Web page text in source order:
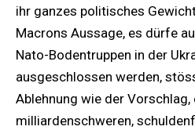
ihr ganzes politisches
Macrons Aussage, es dürfe
Nato-Bodentruppen in der
ausgeschlossen werden,
Ablehnung wie der Vorschlag,
milliardenschweren,